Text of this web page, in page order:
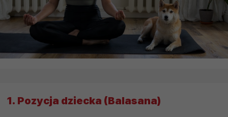
1. Pozycja dziecka (Balasana)